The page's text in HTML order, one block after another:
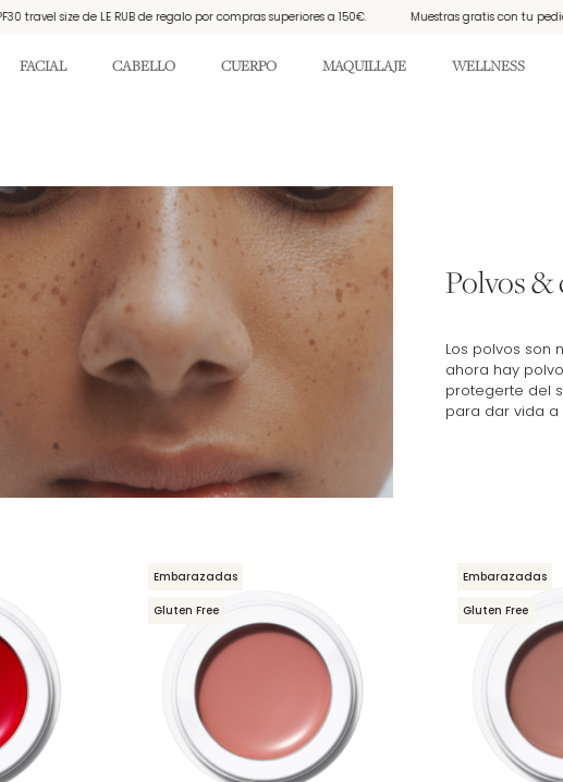
size de LE RUB de regalo por compras superiores a 150€. Muestras gratis con tu pedido
FACIAL CABELLO CUERPO MAQUILLAJE WELLNESS
Polvos &
Los polvos son
ahora hay
protegerte del
para dar vida a
Embarazadas
Gluten Free
Embarazadas
Gluten Free